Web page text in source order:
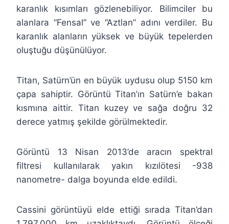
karanlık kısımları gözlenebiliyor. Bilimciler bu
alanlara “Fensal” ve “Aztlan” adını verdiler. Bu
karanlık alanların yüksek ve büyük tepelerden
oluştuğu düşünülüyor.
Titan, Satürn’ün en büyük uydusu olup 5150 km
çapa sahiptir. Görüntü Titan’ın Satürn’e bakan
kısmına aittir. Titan kuzey ve sağa doğru 32
derece yatmış şekilde görülmektedir.
Görüntü 13 Nisan 2013’de aracın spektral
filtresi kullanılarak yakın kızılötesi -938
nanometre- dalga boyunda elde edildi.
Cassini görüntüyü elde ettiği sırada Titan’dan